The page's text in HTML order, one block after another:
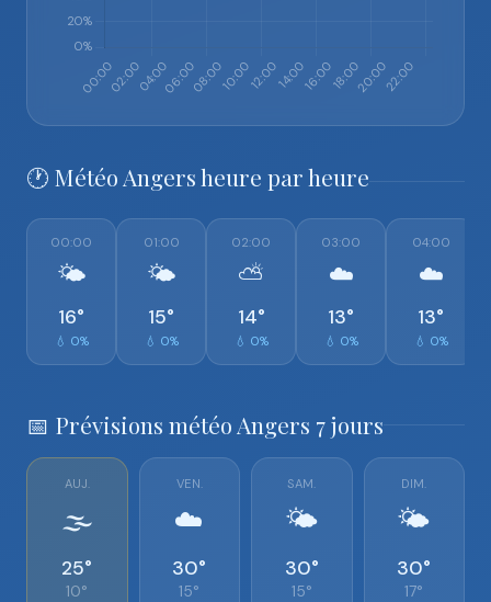
🕐 Météo Angers heure par heure
00:00
🌤️
16°
💧 0%
01:00
🌤️
15°
💧 0%
02:00
⛅
14°
💧 0%
03:00
☁️
13°
💧 0%
04:00
☁️
13°
💧 0%
📅 Prévisions météo Angers 7 jours
AUJ.
🌫️
25°
10°
VEN.
☁️
30°
15°
SAM.
🌤️
30°
15°
DIM.
🌤️
30°
17°